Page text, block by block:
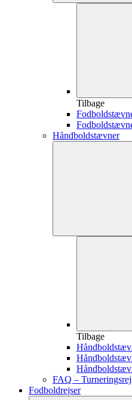
Tilbage
Håndboldstævner
Tilbage
FAQ –
Fodboldrejser